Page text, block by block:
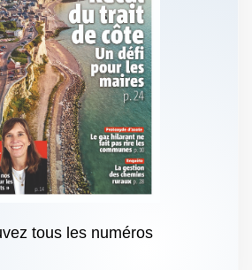
tous les numéros